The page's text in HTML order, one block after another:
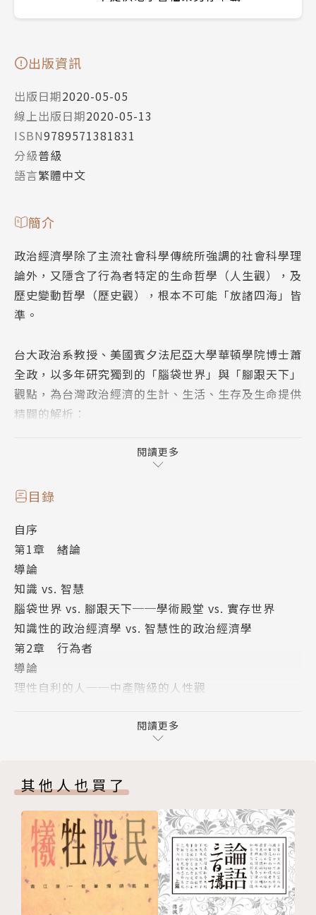
出版資訊
出版日期2020-05-05
線上出版日期2020-05-13
ISBN9789571381831
分級普級
語言繁體中文
簡介
政治經濟學除了主流社會科學傳統所強調的社會科學理
論外，又隱含了行為者特定的生命哲學（人生觀），及
歷史變動哲學（歷史觀），根本不可能「放諸四海」皆
準。
台大政治系教授、美國賓夕法尼亞大學華頓學院博士蕭
全政，以多年研究獨到的「腦袋世界」與「腳跟天下」
觀點，為台灣政治經濟的生計、生活、生存及生命提供
精闢的解析：
．知識性政治經濟學VS智慧性政治經濟學
．實存的生存發展VS結構化的機會與限制
．政治上的利益VS經濟上的利益
．國家重商主義VS國家新重商主義
．新自由主義的全球化潮流VS退出多邊主義的反全球
化潮流
在這種種的激盪下，台灣的行政體系、組織改造、地方
權限、文官體制，如何重新反思，以因應亞太地區的海
陸爭霸及美中衝突，都將比國內的藍綠對抗、統獨之
爭，更加嚴肅，更不得不謹慎對待。
學歷：
美國賓夕法尼亞大學公共政策分析 博士
美國賓夕法尼亞大學公共政策分析 碩士
國立臺灣大學政治研究所碩士班 肄業
國立臺灣大學經濟系 學士
閱讀更多
目錄
自序
第1章 緒論
導論
知識 vs. 智慧
腦袋世界 vs. 腳跟天下──學術殿堂 vs. 實存世界
知識性的政治經濟學 vs. 智慧性的政治經濟學
第2章 行為者
導論
理性自利的人──中產階級的人性觀
被結構化的人或行為者──結構化的機會與限制
第3章 理性的政治經濟行為
理性
實存中的政治經濟理性
第4章 自利
導論
利益的意義──行為的方向與目標
閱讀更多
其他人也買了